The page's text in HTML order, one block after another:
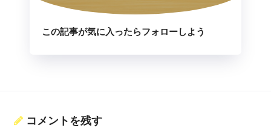
この記事が気に入ったらフォローしよう
コメントを残す